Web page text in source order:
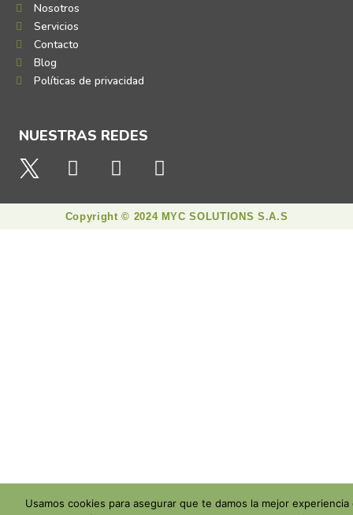
Nosotros
Servicios
Contacto
Blog
Políticas de privacidad
NUESTRAS REDES
Copyright © 2024 MYC SOLUTIONS S.A.S
Usamos cookies para asegurar que te damos la mejor